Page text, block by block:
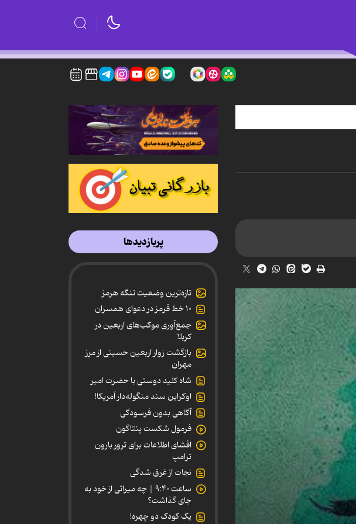
پربازدیدها
تازه‌ترین وضعیت تنگه هرمز
۱۰ خط قرمز در دعوای همسران
جمع‌آوری موکب‌های اربعین در
کربلا
بازگشت زوار اربعین حسینی از مرز
مهران
شاه کلید دوستی با حضرت امیر
اوکراین سند منگوله‌دار آمریکا!
آگاهی بدون فرسودگی
فرمول شکست پنتاگون
افشای اطلاعات برای ترور بارون
ترامپ
نجات از غرق شدگی
ساعت ۹:۴۰ | چه میراثی از خود به
جای گذاشت؟
یک کودک دو چهره!